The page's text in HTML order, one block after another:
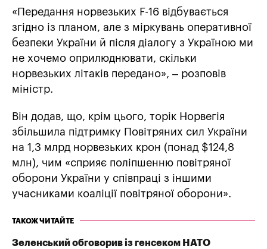
«Передання норвезьких F-16 відбувається
згідно із планом, але з міркувань оперативної
безпеки України й після діалогу з Україною ми
не хочемо оприлюднювати, скільки
норвезьких літаків передано», – розповів
міністр.
Він додав, що, крім цього, торік Норвегія
збільшила підтримку Повітряних сил України
на 1,3 млрд норвезьких крон (понад $124,8
млн), чим «сприяє поліпшенню повітряної
оборони України у співпраці з іншими
учасниками коаліції повітряної оборони».
ТАКОЖ ЧИТАЙТЕ
Зеленський обговорив із генсеком НАТО